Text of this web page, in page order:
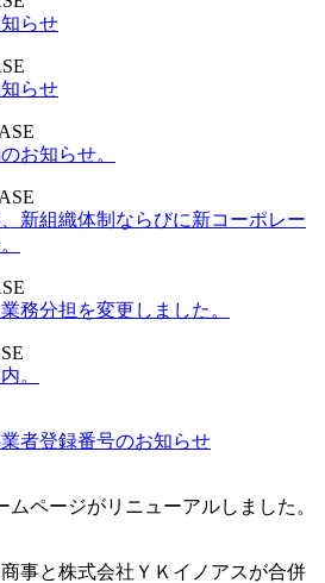
らせ
らせ
お知らせ。
新組織体制ならびに新コーポレー
務分担を変更しました。
。
者登録番号のお知らせ
ページがリニューアルしました。
事と株式会社ＹＫイノアスが合併